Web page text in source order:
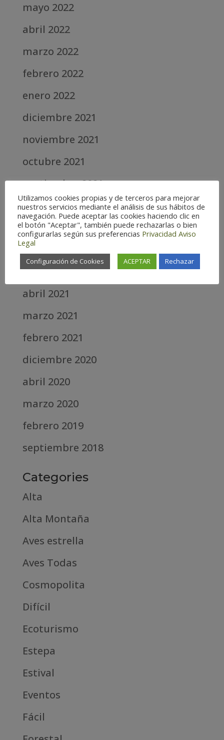
mayo 2022
abril 2022
marzo 2022
febrero 2022
enero 2022
diciembre 2021
noviembre 2021
octubre 2021
septiembre 2021
agosto 2021
julio 2021
junio 2021
mayo 2021
abril 2021
marzo 2021
febrero 2021
diciembre 2020
abril 2020
marzo 2020
febrero 2019
septiembre 2018
Categories
Alta
Alta Montaña
Aves estrella
Aves Todas
Cosmopolita
Difícil
Ecoturismo
Estepa
Estival
Eventos
Fácil
Utilizamos cookies propias y de terceros para mejorar
nuestros servicios mediante el análisis de sus hábitos de
navegación. Puede aceptar las cookies haciendo clic en
el botón "Aceptar", también puede rechazarlas o bien
configurarlas según sus preferencias Privacidad Aviso
Legal
Configuración de Cookies ACEPTAR Rechazar